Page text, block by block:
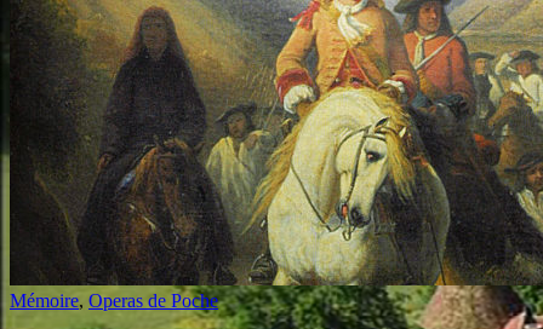
Mémoire, Operas de Poche